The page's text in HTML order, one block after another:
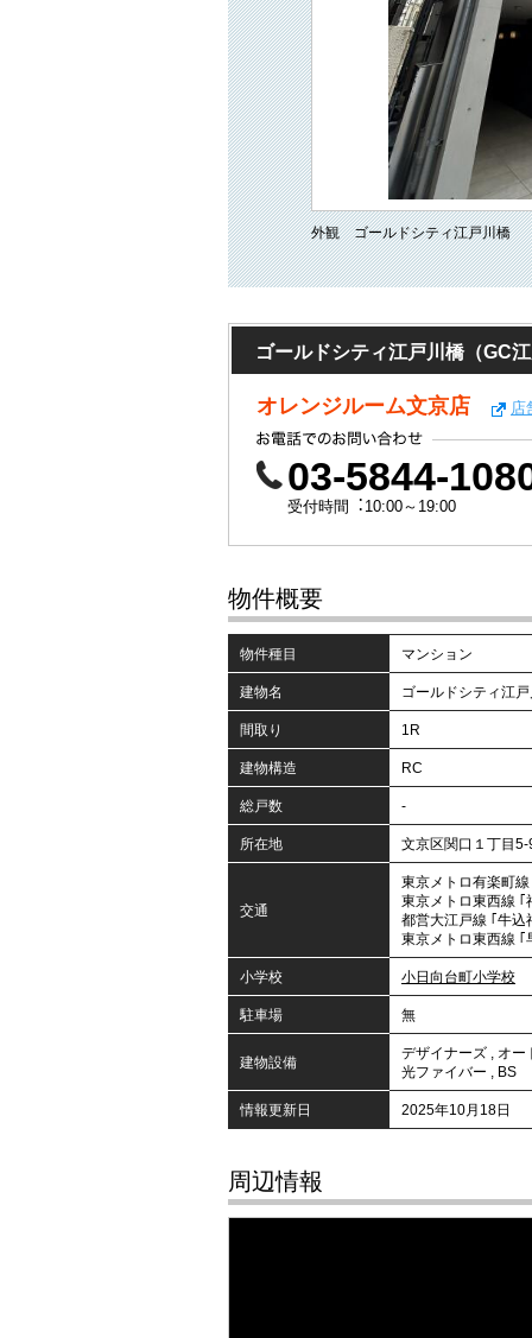
外観 ゴールドシティ江戸川橋
ゴールドシティ江戸川橋（GC
オレンジルーム文京店 店
03-5844-
受付時間︓10:00～19:00
物件概要
物件種目 マンション
建物名 ゴールドシティ江
間取り 1R
建物構造 RC
総戸数 -
所在地 文京区関口１丁目5-
交通
東京メトロ有楽町
東京メトロ東西線 ｢
都営大江戸線 ｢牛込
東京メトロ東西線 ｢
小学校 小日向台町小学校
駐車場 無
建物設備
デザイナーズ , オー
光ファイバー , BS
情報更新日 2025年10月18日
周辺情報